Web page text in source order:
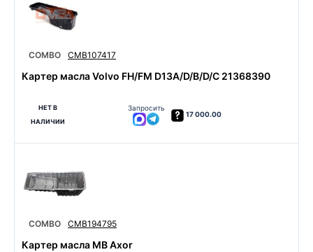
COMBO CMB107417
Картер масла Volvo FH/FM D13A/D/B/D/C 21368390
НЕТ В
НАЛИЧИИ
Запросить
17 000.00
COMBO CMB194795
Картер масла MB Axor